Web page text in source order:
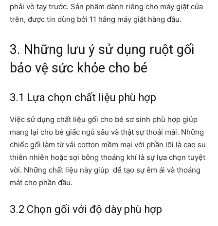
phải vò tay trước. Sản phẩm dành riêng cho máy giặt cửa
trên, được tin dùng bởi 11 hãng máy giặt hàng đầu.
3. Những lưu ý sử dụng ruột gối
bảo vệ sức khỏe cho bé
3.1 Lựa chọn chất liệu phù hợp
Việc sử dụng chất liệu gối cho bé sơ sinh phù hợp giúp
mang lại cho bé giấc ngủ sâu và thật sự thoải mái. Những
chiếc gối làm từ vải cotton mềm mại với phần lõi là cao su
thiên nhiên hoặc sợi bông thoáng khí là sự lựa chọn tuyệt
vời. Những chất liệu này giúp để tạo sự êm ái và thoáng
mát cho phần đầu.
3.2 Chọn gối với độ dày phù hợp